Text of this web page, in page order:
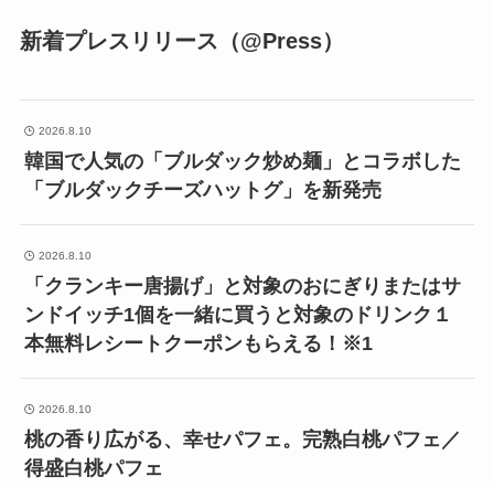
新着プレスリリース（@Press）
2026.8.10
韓国で人気の「ブルダック炒め麺」とコラボした
「ブルダックチーズハットグ」を新発売
2026.8.10
「クランキー唐揚げ」と対象のおにぎりまたはサ
ンドイッチ1個を一緒に買うと対象のドリンク１
本無料レシートクーポンもらえる！※1
2026.8.10
桃の香り広がる、幸せパフェ。完熟白桃パフェ／
得盛白桃パフェ